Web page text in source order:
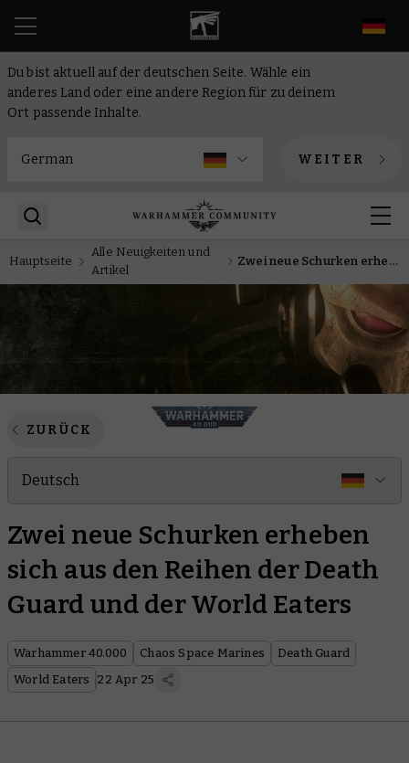
Du bist aktuell auf der deutschen Seite. Wähle ein
anderes Land oder eine andere Region für zu deinem
Ort passende Inhalte.
WEITER
Hauptseite
Alle Neuigkeiten und
Artikel
Zwei neue Schurken erheben sich aus den Reihen der Death Guard und der World Eaters
ZURÜCK
Deutsch
Zwei neue Schurken erheben
sich aus den Reihen der Death
Guard und der World Eaters
Warhammer 40.000 Chaos Space Marines
Death Guard
World Eaters
22 Apr 25